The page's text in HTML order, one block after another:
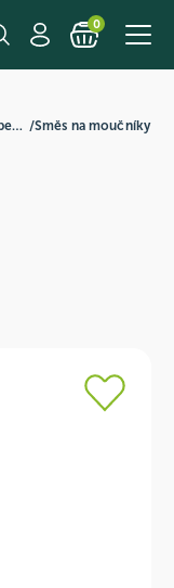
0
Směsi na pečení /Směs na moučníky